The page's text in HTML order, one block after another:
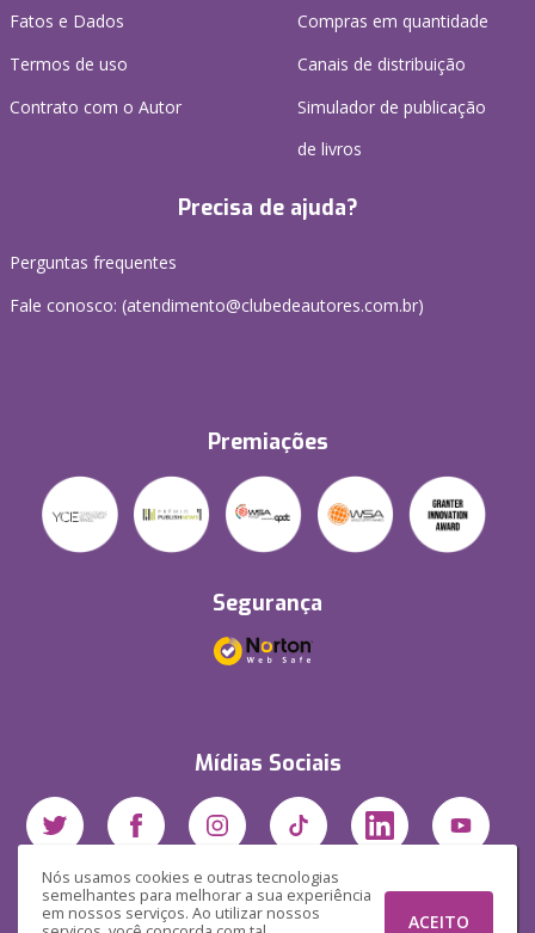
Nós usamos cookies e outras tecnologias
semelhantes para melhorar a sua experiência
em nossos serviços. Ao utilizar nossos
ACEITO
Fatos e Dados
Termos de uso
Contrato com o Autor
Compras em quantidade
Canais de distribuição
Simulador de publicação
de livros
Precisa de ajuda?
Perguntas frequentes
Fale conosco: (atendimento@clubedeautores.com.br)
Premiações
Segurança
Mídias Sociais